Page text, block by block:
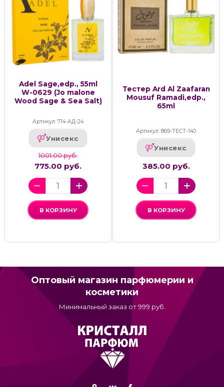
Adel Sage,edp., 55ml
W-0629 (Jo malone
Wood Sage & Sea Salt)
Артикул: 714-АД-24
Унисекс
1001.00 руб.
775.00 руб.
В КОРЗИНУ
Тестер Ard Al Zaafaran
Mousuf Ramadi,edp.,
65ml
Артикул: 869-ТЕСТ-140
Унисекс
385.00 руб.
В КОРЗИНУ
Оптовый магазин парфюмерии и
косметики
Минимальный заказ от 999 руб.